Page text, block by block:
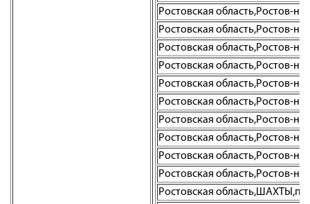
Ростовская область,Ростов-
Ростовская область,Ростов-
Ростовская область,Ростов-
Ростовская область,Ростов-
Ростовская область,Ростов-
Ростовская область,Ростов-
Ростовская область,Ростов-
Ростовская область,Ростов-
Ростовская область,Ростов-
Ростовская область,Ростов-
Ростовская